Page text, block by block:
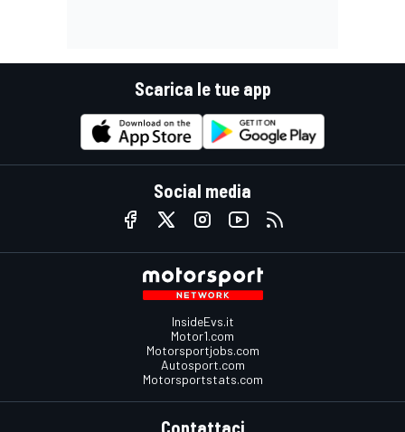
Scarica le tue app
Social media
InsideEvs.it
Motor1.com
Motorsportjobs.com
Autosport.com
Motorsportstats.com
Contattaci